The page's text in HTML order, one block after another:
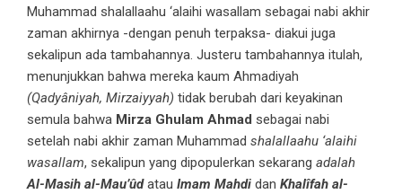
Muhammad shalallaahu ‘alaihi wasallam sebagai nabi akhir
zaman akhirnya -dengan penuh terpaksa- diakui juga
sekalipun ada tambahannya. Justeru tambahannya itulah,
menunjukkan bahwa mereka kaum Ahmadiyah
(Qadyâniyah, Mirzaiyyah) tidak berubah dari keyakinan
semula bahwa Mirza Ghulam Ahmad sebagai nabi
setelah nabi akhir zaman Muhammad shalallaahu ‘alaihi
wasallam, sekalipun yang dipopulerkan sekarang adalah
Al-Masih al-Mau’ûdatau Imam Mahdi dan Khalîfah al-